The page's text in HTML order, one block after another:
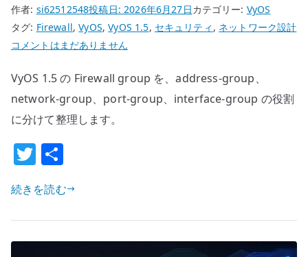
作者: si62512548投稿日: 2026年6月27日カテゴリー: VyOS
タグ: Firewall,VyOS,VyOS 1.5, セキュリティ , ネットワーク設計
VyOS
group
設
計
address-
group
/
group
/
コメントはまだありません
VyOS 1.5 の Firewall group を、address-group、
network-group、port-group、interface-group の役割
に分けて整理します。
T
w
it
te
r
続きを読む